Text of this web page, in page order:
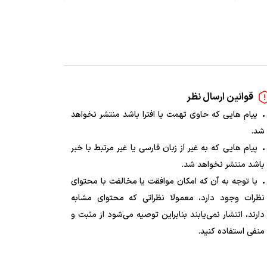
قوانین ارسال نظر
پیام هایی که حاوی تهمت یا افترا باشد منتشر نخواهد
شد.
پیام هایی که به غیر از زبان فارسی یا غیر مرتبط با خبر
باشد منتشر نخواهد شد.
با توجه به آن که امکان موافقت یا مخالفت با محتوای
نظرات وجود دارد، معمولا نظراتی که محتوای مشابه
دارند، انتشار نمی‌یابند بنابراین توصیه می‌شود از مثبت و
منفی استفاده کنید.